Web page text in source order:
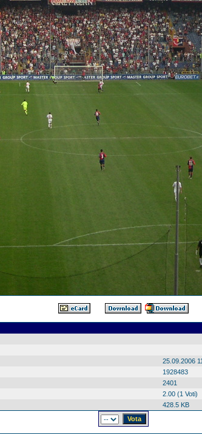
25.09.2006
1928483
2401
2.00 (1 Voti)
428.5 KB